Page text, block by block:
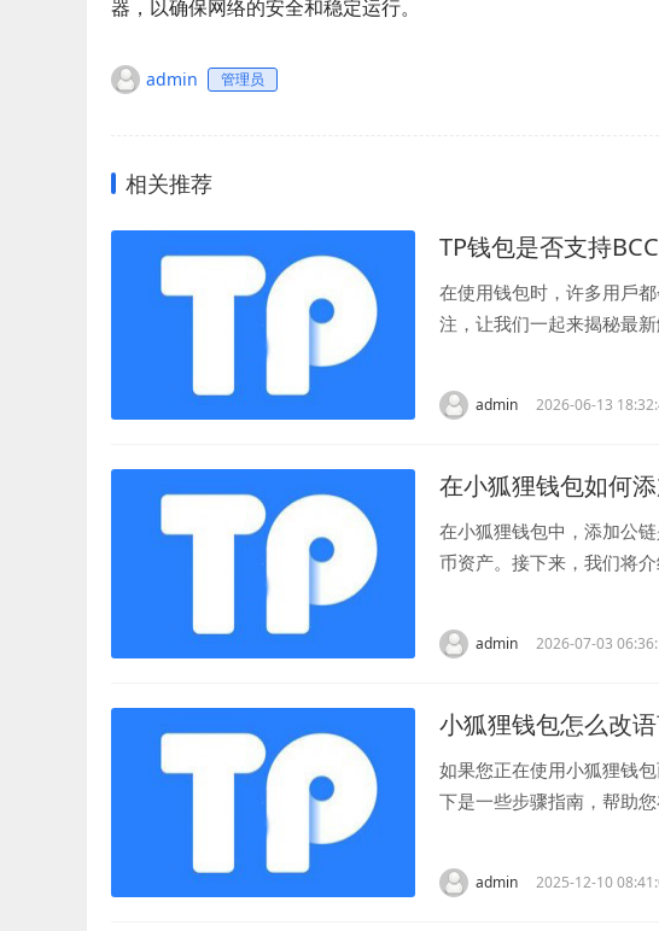
器，以确保网络的安全和稳定运行。
admin 管理员
相关推荐
TP钱包是否支持
在使用钱包时，许多用戶
注，让我们一起来揭秘最
admin 2026-06-13
在小狐狸钱包如何
在小狐狸钱包中，添加公
币资产。接下来，我们将
admin 2026-07-03
小狐狸钱包怎么改
如果您正在使用小狐狸钱
下是一些步骤指南，帮助
admin 2025-12-10